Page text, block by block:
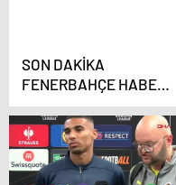
SON DAKİKA
FENERBAHÇE HABERİ
| Medina transferindeki
engel aşılamıyor! İşte o
detay